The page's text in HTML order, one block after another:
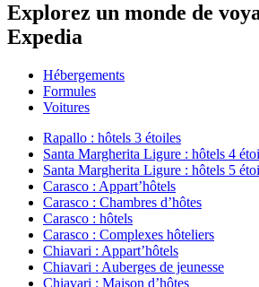
Explorez un monde de
Expedia
Hébergements
Formules
Voitures
Rapallo : hôtels 3 étoiles
Santa Margherita Ligure : hôtels 4
Santa Margherita Ligure : hôtels 5
Carasco : Appart’hôtels
Carasco : Chambres d’hôtes
Carasco : hôtels
Carasco : Complexes hôteliers
Chiavari : Appart’hôtels
Chiavari : Auberges de jeunesse
Chiavari : Maison d’hôtes